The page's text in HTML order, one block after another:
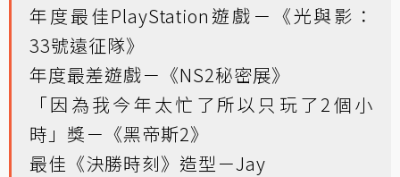
年度最佳PlayStation遊戲－《光與影：
33號遠征隊》
年度最差遊戲－《NS2秘密展》
「因為我今年太忙了所以只玩了2個小
時」獎－《黑帝斯2》
最佳《決勝時刻》造型－Jay